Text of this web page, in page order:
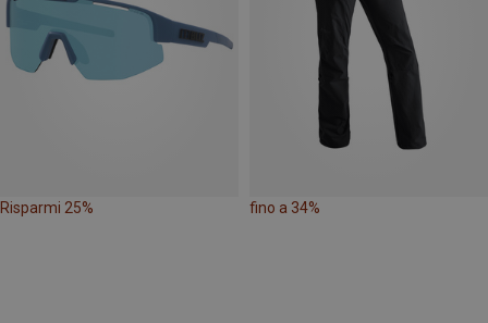
Risparmi 25% fino a 34%